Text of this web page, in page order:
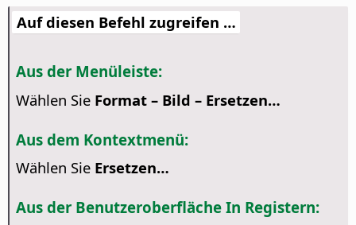
Auf diesen Befehl zugreifen …
Aus der Menüleiste:
Wählen Sie Format – Bild – Ersetzen…
Aus dem Kontextmenü:
Wählen Sie Ersetzen…
Aus der Benutzeroberfläche In Registern: